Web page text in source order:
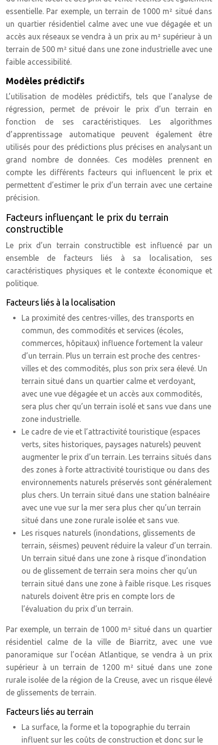
essentielle. Par exemple, un terrain de 1000 m² situé dans
un quartier résidentiel calme avec une vue dégagée et un
accès aux réseaux se vendra à un prix au m² supérieur à un
terrain de 500 m² situé dans une zone industrielle avec une
faible accessibilité.
Modèles prédictifs
L’utilisation de modèles prédictifs, tels que l’analyse de
régression, permet de prévoir le prix d’un terrain en
fonction de ses caractéristiques. Les algorithmes
d’apprentissage automatique peuvent également être
utilisés pour des prédictions plus précises en analysant un
grand nombre de données. Ces modèles prennent en
compte les différents facteurs qui influencent le prix et
permettent d’estimer le prix d’un terrain avec une certaine
précision.
Facteurs influençant le prix du terrain
constructible
Le prix d’un terrain constructible est influencé par un
ensemble de facteurs liés à sa localisation, ses
caractéristiques physiques et le contexte économique et
politique.
Facteurs liés à la localisation
La proximité des centres-villes, des transports en
commun, des commodités et services (écoles,
commerces, hôpitaux) influence fortement la valeur
d’un terrain. Plus un terrain est proche des centres-
villes et des commodités, plus son prix sera élevé. Un
terrain situé dans un quartier calme et verdoyant,
avec une vue dégagée et un accès aux commodités,
sera plus cher qu’un terrain isolé et sans vue dans une
zone industrielle.
Le cadre de vie et l’attractivité touristique (espaces
verts, sites historiques, paysages naturels) peuvent
augmenter le prix d’un terrain. Les terrains situés dans
des zones à forte attractivité touristique ou dans des
environnements naturels préservés sont généralement
plus chers. Un terrain situé dans une station balnéaire
avec une vue sur la mer sera plus cher qu’un terrain
situé dans une zone rurale isolée et sans vue.
Les risques naturels (inondations, glissements de
terrain, séismes) peuvent réduire la valeur d’un terrain.
Un terrain situé dans une zone à risque d’inondation
ou de glissement de terrain sera moins cher qu’un
terrain situé dans une zone à faible risque. Les risques
naturels doivent être pris en compte lors de
l’évaluation du prix d’un terrain.
Par exemple, un terrain de 1000 m² situé dans un quartier
résidentiel calme de la ville de Biarritz, avec une vue
panoramique sur l’océan Atlantique, se vendra à un prix
supérieur à un terrain de 1200 m² situé dans une zone
rurale isolée de la région de la Creuse, avec un risque élevé
de glissements de terrain.
Facteurs liés au terrain
La surface, la forme et la topographie du terrain
influent sur les coûts de construction et donc sur le